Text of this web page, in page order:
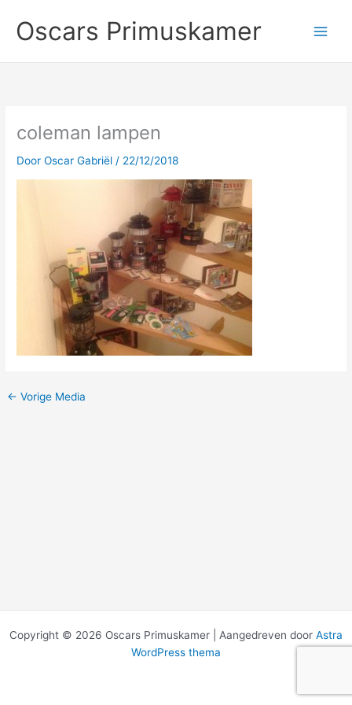
naar
inhoud
Oscars Primuskamer
coleman lampen
DoorOscar Gabriël / 22/12/2018
← Vorige Media
Copyright © 2026 Oscars Primuskamer | Aangedreven door Astra
WordPress thema